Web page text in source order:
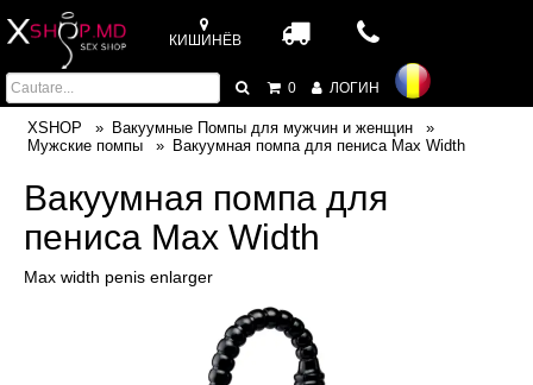
КИШИНЁВ
0 ЛОГИН
XSHOP
Вакуумные Помпы для мужчин и женщин
Мужские помпы
Вакуумная помпа для пениса Max Width
Вакуумная помпа для
пениса Max Width
Max width penis enlarger